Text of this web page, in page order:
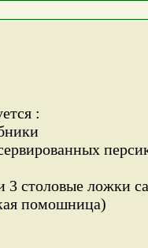
:
3 столовые ложки
помошница)